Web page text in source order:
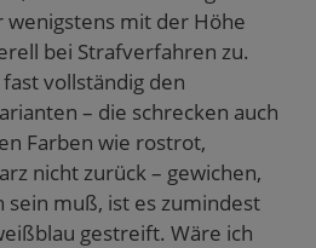
mit der Höhe
bei Strafverfahren zu.
vollständig den
– die schrecken auch
Farben wie rostrot,
nicht zurück – gewichen,
sein muß, ist es zumindest
gestreift. Wäre ich